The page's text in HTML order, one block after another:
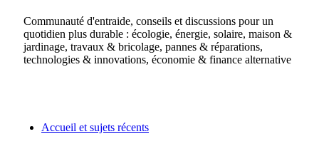
Communauté d'entraide, conseils et discussions pour un
quotidien plus durable : écologie, énergie, solaire, maison &
jardinage, travaux & bricolage, pannes & réparations,
technologies & innovations, économie & finance alternative
Accueil et sujets récents